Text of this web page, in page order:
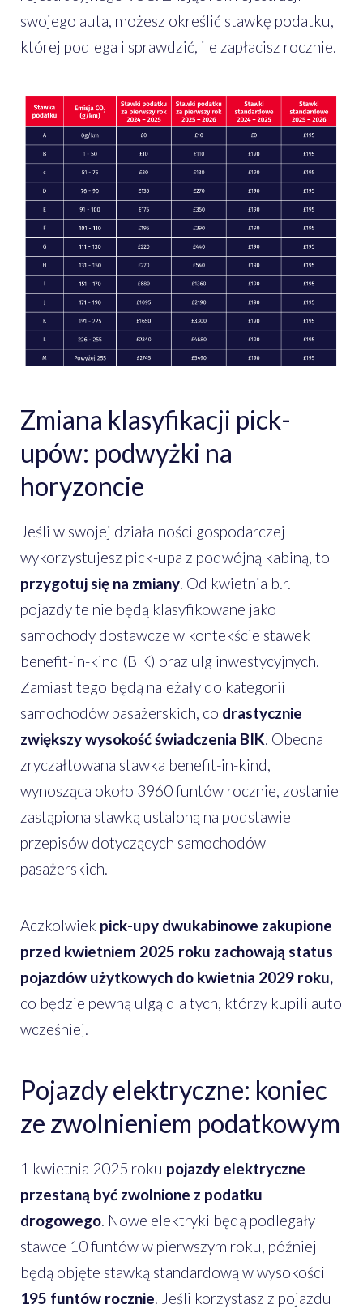
swojego auta, możesz określić stawkę podatku,
której podlega i sprawdzić, ile zapłacisz rocznie.
Zmiana klasyfikacji pick-
upów: podwyżki na
horyzoncie
Jeśli w swojej działalności gospodarczej
wykorzystujesz pick-upa z podwójną kabiną, to
przygotuj się na zmiany . Od kwietnia b.r.
pojazdy te nie będą klasyfikowane jako
samochody dostawcze w kontekście stawek
benefit-in-kind (BIK) oraz ulg inwestycyjnych.
Zamiast tego będą należały do kategorii
samochodów pasażerskich, co drastycznie
zwiększy wysokość świadczenia BIK . Obecna
zryczałtowana stawka benefit-in-kind,
wynosząca około 3960 funtów rocznie, zostanie
zastąpiona stawką ustaloną na podstawie
przepisów dotyczących samochodów
pasażerskich.
Aczkolwiek pick-upy dwukabinowe zakupione
przed kwietniem 2025 roku zachowają status
pojazdów użytkowych do kwietnia 2029 roku,
co będzie pewną ulgą dla tych, którzy kupili auto
wcześniej.
Pojazdy elektryczne: koniec
ze zwolnieniem podatkowym
1 kwietnia 2025 roku pojazdy elektryczne
przestaną być zwolnione z podatku
drogowego . Nowe elektryki będą podlegały
stawce 10 funtów w pierwszym roku, później
będą objęte stawką standardową w wysokości
195 funtów rocznie . Jeśli korzystasz z pojazdu